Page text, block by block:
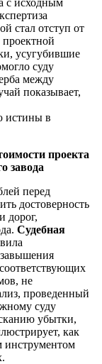
стал отступ от
усугубившие
суду
между
показывает,
истины в
проекта
завода
перед
достоверность
дорог,
Судебная
не
проведенный
суду
убытки,
как
инструментом